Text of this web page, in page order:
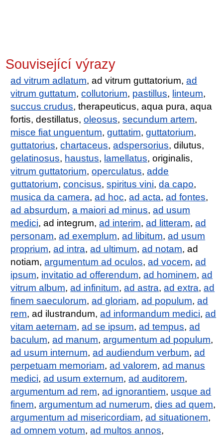
Související výrazy
ad vitrum adlatum, ad vitrum guttatorium,ad
vitrum guttatum,collutorium, pastillus, linteum,
succus crudus, therapeuticus, aqua pura, aqua
fortis, destillatus,oleosus,secundum artem,
misce fiat unguentum,guttatim,guttatorium,
guttatorius,chartaceus,adspersorius, dilutus,
gelatinosus, haustus, lamellatus, originalis,
vitrum guttatorium,operculatus,adde
guttatorium,concisus,spiritus vini,da capo,
musica da camera,ad hoc,ad acta,ad fontes,
ad absurdum,a maiori ad minus,ad usum
medici, ad integrum,ad interim,ad litteram,ad
personam,ad exemplum,ad libitum,ad usum
proprium,ad intra,ad ultimum,ad notam, ad
notiam,argumentum ad oculos,ad vocem,ad
ipsum, invitatio ad offerendum,ad hominem,ad
vitrum album,ad infinitum,ad astra,ad extra,ad
finem saeculorum,ad gloriam,ad populum,ad
rem, ad ilustrandum,ad informandum medici,ad
vitam aeternam,ad se ipsum,ad tempus,ad
baculum,ad manum,argumentum ad populum,
ad usum internum,ad audiendum verbum,ad
perpetuam memoriam,ad valorem,ad manus
medici,ad usum externum,ad auditorem,
argumentum ad rem,ad ignorantiem, usque ad
finem,argumentum ad numerum,dies ad quem,
argumentum ad misericordiam,ad situationem,
ad omnem votum,ad multos annos,